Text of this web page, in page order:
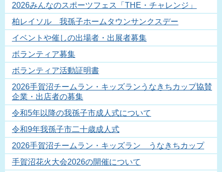
2026みんなのスポーツフェス「THE・チャレンジ」
柏レイソル 我孫子ホームタウンサンクスデー
イベントや催しの出場者・出展者募集
ボランティア募集
ボランティア活動証明書
2026手賀沼チームラン・キッズランうなきちカップ協賛
企業・出店者の募集
令和5年以降の我孫子市成人式について
令和9年我孫子市二十歳成人式
2026手賀沼チームラン・キッズラン うなきちカップ
手賀沼花火大会2026の開催について